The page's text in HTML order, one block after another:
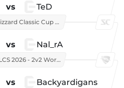
vs TeD
Blizzard Classic Cup 2026
vs Nal_rA
RLCS 2026 - 2v2 World Championship
vs Backyardigans